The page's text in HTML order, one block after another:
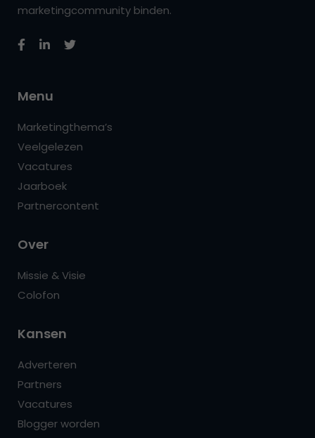
marketingcommunity binden.
Menu
Marketingthema’s
Veelgelezen
Vacatures
Jaarboek
Partnercontent
Over
Missie & Visie
Colofon
Kansen
Adverteren
Partners
Vacatures
Blogger worden